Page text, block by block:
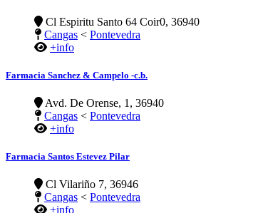
Cl Espiritu Santo 64 Coir0, 36940
Cangas < Pontevedra
+info
Farmacia Sanchez & Campelo -c.b.
Avd. De Orense, 1, 36940
Cangas < Pontevedra
+info
Farmacia Santos Estevez Pilar
Cl Vilariño 7, 36946
Cangas < Pontevedra
+info